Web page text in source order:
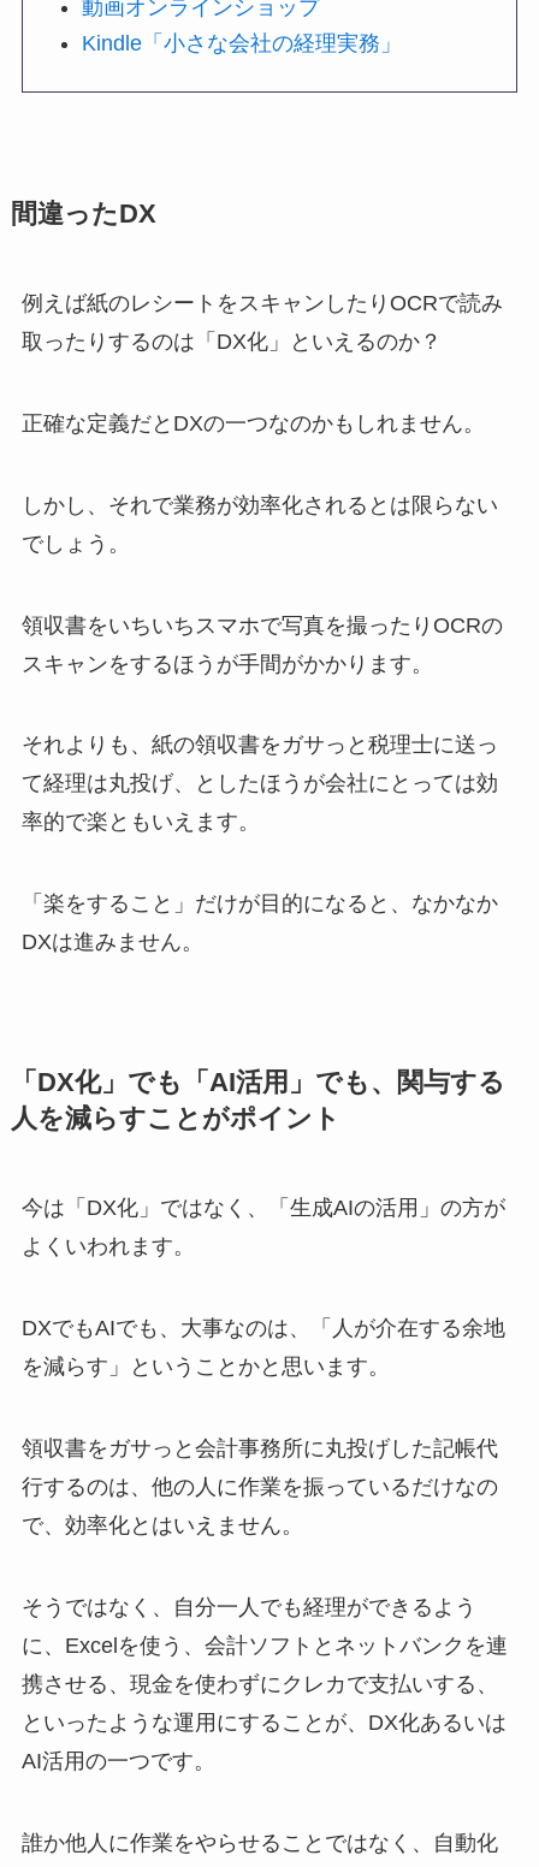
動画オンラインショップ
Kindle「小さな会社の経理実務」
間違ったDX
例えば紙のレシートをスキャンしたりOCRで読み
取ったりするのは「DX化」といえるのか？
正確な定義だとDXの一つなのかもしれません。
しかし、それで業務が効率化されるとは限らない
でしょう。
領収書をいちいちスマホで写真を撮ったりOCRの
スキャンをするほうが手間がかかります。
それよりも、紙の領収書をガサっと税理士に送っ
て経理は丸投げ、としたほうが会社にとっては効
率的で楽ともいえます。
「楽をすること」だけが目的になると、なかなか
DXは進みません。
「DX化」でも「AI活用」でも、関与する
人を減らすことがポイント
今は「DX化」ではなく、「生成AIの活用」の方が
よくいわれます。
DXでもAIでも、大事なのは、「人が介在する余地
を減らす」ということかと思います。
領収書をガサっと会計事務所に丸投げした記帳代
行するのは、他の人に作業を振っているだけなの
で、効率化とはいえません。
そうではなく、自分一人でも経理ができるよう
に、Excelを使う、会計ソフトとネットバンクを連
携させる、現金を使わずにクレカで支払いする、
といったような運用にすることが、DX化あるいは
AI活用の一つです。
誰か他人に作業をやらせることではなく、自動化